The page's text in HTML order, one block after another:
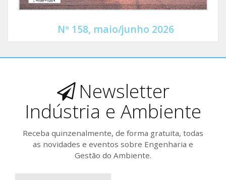
Nº 158, maio/junho 2026
Newsletter
Indústria e Ambiente
Receba quinzenalmente, de forma gratuita, todas
as novidades e eventos sobre Engenharia e
Gestão do Ambiente.